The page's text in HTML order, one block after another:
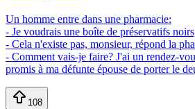
Un homme entre dans une pharmacie:
- Je voudrais une boîte de préservatifs
- Cela n'existe pas, monsieur, répond la
- Comment vais-je faire? J'ai un rendez-
promis à ma défunte épouse de porter le
108